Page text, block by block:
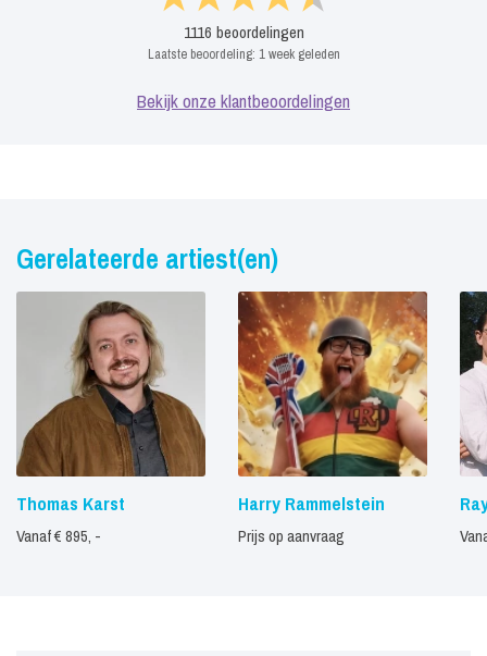
1116 beoordelingen
Laatste beoordeling: 1 week geleden
Bekijk onze klantbeoordelingen
Gerelateerde artiest(en)
Thomas Karst
Vanaf € 895, -
Harry Rammelstein
Prijs op aanvraag